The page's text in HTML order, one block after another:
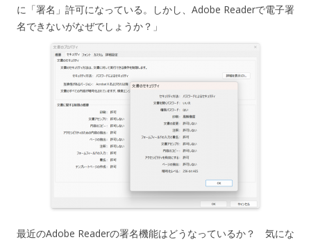
に「署名」許可になっている。しかし、Adobe Readerで電子署
名できないがなぜでしょうか？」
最近のAdobe Readerの署名機能はどうなっているか？ 気にな